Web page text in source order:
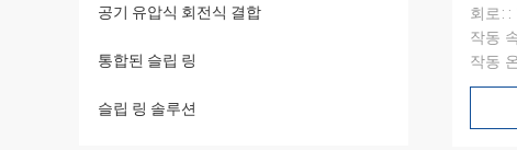
공기 유압식 회전식 결합
통합된 슬립 링
슬립 링 솔루션
회로: :
작동
작동